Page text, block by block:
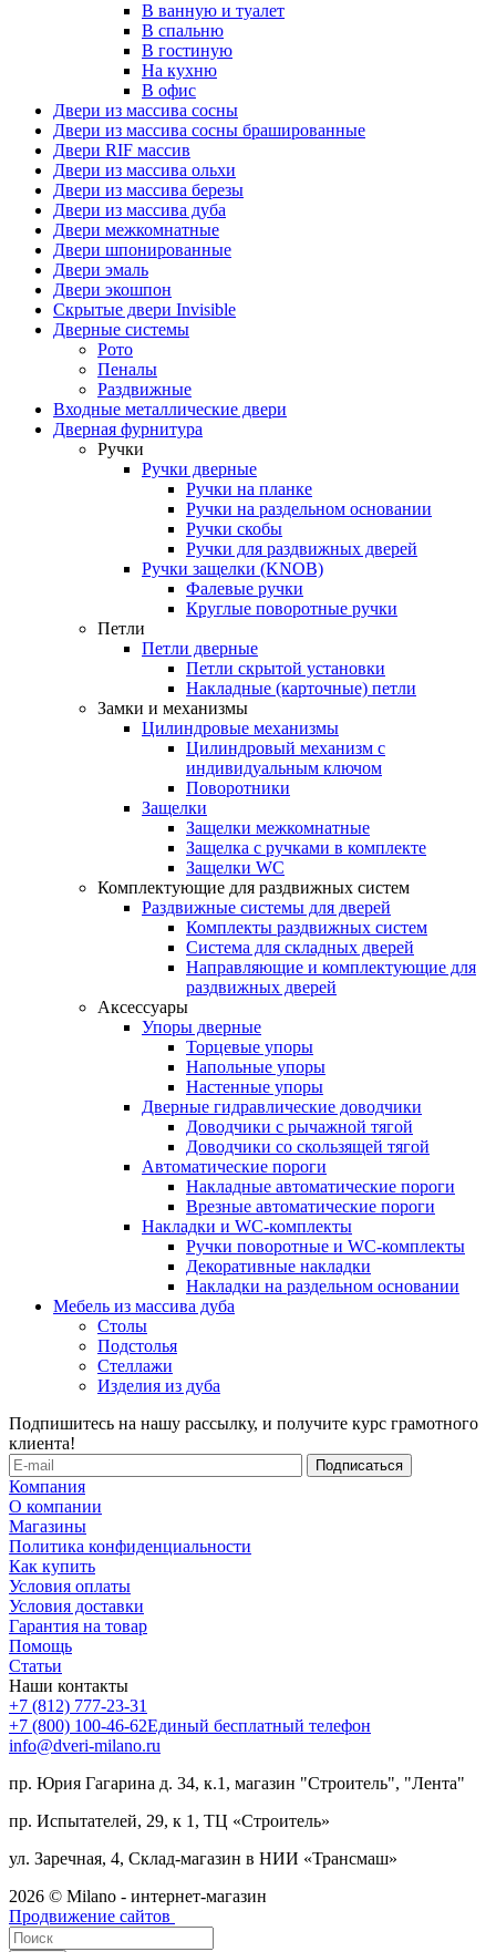
В ванную и туалет
В спальню
В гостиную
На кухню
В офис
Двери из массива сосны
Двери из массива сосны брашированные
Двери RIF массив
Двери из массива ольхи
Двери из массива березы
Двери из массива дуба
Двери межкомнатные
Двери шпонированные
Двери эмаль
Двери экошпон
Скрытые двери Invisible
Дверные системы
Рото
Пеналы
Раздвижные
Входные металлические двери
Дверная фурнитура
Ручки
Ручки дверные
Ручки на планке
Ручки на раздельном основании
Ручки скобы
Ручки для раздвижных дверей
Ручки защелки (KNOB)
Фалевые ручки
Круглые поворотные ручки
Петли
Петли дверные
Петли скрытой установки
Накладные (карточные) петли
Замки и механизмы
Цилиндровые механизмы
Цилиндровый механизм с
индивидуальным ключом
Поворотники
Защелки
Защелки межкомнатные
Защелка с ручками в комплекте
Защелки WC
Комплектующие для раздвижных систем
Раздвижные системы для дверей
Комплекты раздвижных систем
Система для складных дверей
Направляющие и комплектующие для
раздвижных дверей
Аксессуары
Упоры дверные
Торцевые упоры
Напольные упоры
Настенные упоры
Дверные гидравлические доводчики
Доводчики с рычажной тягой
Доводчики со скользящей тягой
Автоматические пороги
Накладные автоматические пороги
Врезные автоматические пороги
Накладки и WC-комплекты
Ручки поворотные и WC-комплекты
Декоративные накладки
Накладки на раздельном основании
Мебель из массива дуба
Столы
Подстолья
Стеллажи
Изделия из дуба
Подпишитесь на нашу рассылку, и получите курс грамотного
клиента!
Компания
О компании
Магазины
Политика конфиденциальности
Как купить
Условия оплаты
Условия доставки
Гарантия на товар
Помощь
Статьи
Наши контакты
+7 (812) 777-23-31
+7 (800) 100-46-62Единый бесплатный телефон
info@dveri-milano.ru
пр. Юрия Гагарина д. 34, к.1, магазин "Строитель", "Лента"
пр. Испытателей, 29, к 1, ТЦ «Строитель»
ул. Заречная, 4, Склад-магазин в НИИ «Трансмаш»
2026 © Milano - интернет-магазин
Продвижение сайтов